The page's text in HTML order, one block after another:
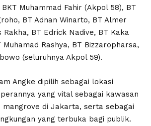
Muhammad Fahir (Akpol 58), BT
BT Adnan Winarto, BT Almer
Rakha, BT Edrick Nadive, BT Kaka
Muhamad Rashya, BT Bizzaropharsa,
(seluruhnya Akpol 59).
Angke dipilih sebagai lokasi
yang vital sebagai kawasan
mangrove di Jakarta, serta sebagai
yang terbuka bagi publik.